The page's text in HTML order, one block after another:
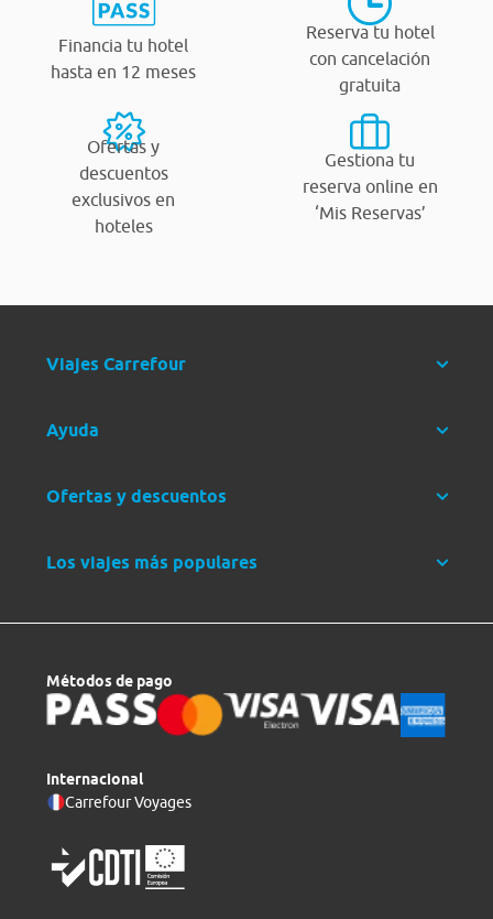
Financia tu hotel
hasta en 12 meses
Reserva tu hotel
con cancelación
gratuita
Ofertas y
descuentos
exclusivos en
hoteles
Gestiona tu
reserva online en
‘Mis Reservas’
Viajes Carrefour
Ayuda
Ofertas y descuentos
Los viajes más populares
Métodos de pago
Internacional
Carrefour Voyages